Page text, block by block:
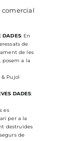
DADES: En
de
de les
posem a la
& Pujol
DADES:
es
per a la
destruïdes
de